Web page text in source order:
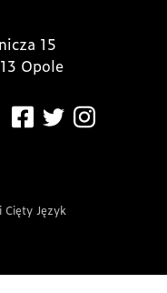
15
Opole
Cięty Język